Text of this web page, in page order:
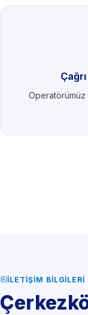
Operatörümüz
İLETIŞIM BILGILERI